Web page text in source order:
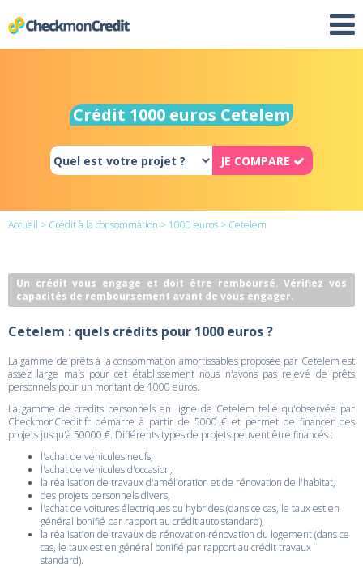
Crédit 1000 euros Cetelem
JE COMPARE
Accueil > Crédit à la consommation > 1000 euros > Cetelem
Un crédit vous engage et doit être remboursé. Vérifiez vos
capacités de remboursement avant de vous engager.
Cetelem : quels crédits pour 1000 euros ?
La gamme de prêts à la consommation amortissables proposée par Cetelem est
assez large mais pour cet établissement nous n'avons pas relevé de prêts
personnels pour un montant de 1000 euros.
La gamme de credits personnels en ligne de Cetelem telle qu'observée par
CheckmonCredit.fr démarre à partir de 5000 € et permet de financer des
projets jusqu'à 50000 €. Différents types de projets peuvent être financés :
l'achat de véhicules neufs,
l'achat de véhicules d'occasion,
la réalisation de travaux d'amélioration et de rénovation de l'habitat,
des projets personnels divers,
l'achat de voitures électriques ou hybrides (dans ce cas, le taux est en
général bonifié par rapport au crédit auto standard),
la réalisation de travaux de rénovation rénovation du logement (dans ce
cas, le taux est en général bonifié par rapport au crédit travaux
standard).